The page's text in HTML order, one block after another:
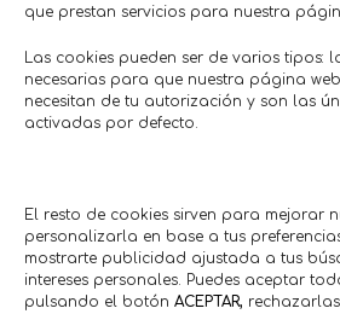
que prestan servicios para nuestra
Las cookies pueden ser de varios tipos:
necesarias para que nuestra página
necesitan de tu autorización y son las
activadas por defecto.
El resto de cookies sirven para mejorar
personalizarla en base a tus
mostrarte publicidad ajustada a tus
intereses personales. Puedes aceptar
pulsando el botón ACEPTAR,
Agroindustria • Suministros
Pinturas Girón
Hasta: 29/07/2026